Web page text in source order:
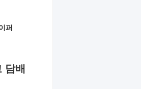
퍼
담배